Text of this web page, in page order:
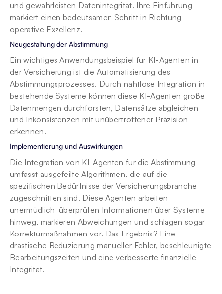
und gewährleisten Datenintegrität. Ihre Einführung
markiert einen bedeutsamen Schritt in Richtung
operative Exzellenz.
Neugestaltung der Abstimmung
Ein wichtiges Anwendungsbeispiel für KI-Agenten in
der Versicherung ist die Automatisierung des
Abstimmungsprozesses. Durch nahtlose Integration in
bestehende Systeme können diese KI-Agenten große
Datenmengen durchforsten, Datensätze abgleichen
und Inkonsistenzen mit unübertroffener Präzision
erkennen.
Implementierung und Auswirkungen
Die Integration von KI-Agenten für die Abstimmung
umfasst ausgefeilte Algorithmen, die auf die
spezifischen Bedürfnisse der Versicherungsbranche
zugeschnitten sind. Diese Agenten arbeiten
unermüdlich, überprüfen Informationen über Systeme
hinweg, markieren Abweichungen und schlagen sogar
Korrekturmaßnahmen vor. Das Ergebnis? Eine
drastische Reduzierung manueller Fehler, beschleunigte
Bearbeitungszeiten und eine verbesserte finanzielle
Integrität.